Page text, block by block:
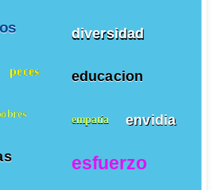
diversidad
educacion
empatía envidia
esfuerzo
peces